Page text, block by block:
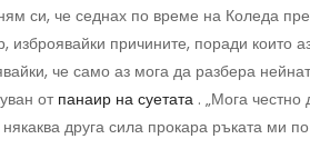
си, че седнах по време на Коледа
изброявайки причините, поради които
че само аз мога да разбера
от панаир на суетата . „Мога
друга сила прокара ръката ми